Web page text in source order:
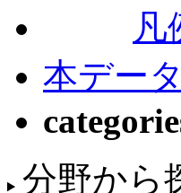
凡
本デー
分野から